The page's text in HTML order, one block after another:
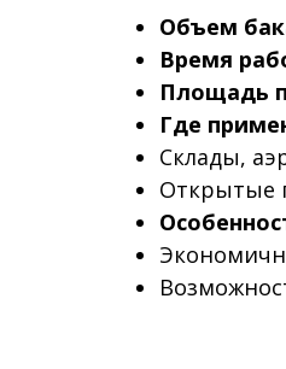
Объем
Время
Площадь
Где
Склады,
Открытые